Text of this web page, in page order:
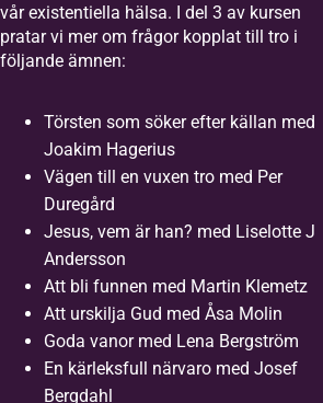
vår existentiella hälsa. I del 3 av kursen
pratar vi mer om frågor kopplat till tro i
följande ämnen:
Törsten som söker efter källan med
Joakim Hagerius
Vägen till en vuxen tro med Per
Duregård
Jesus, vem är han? med Liselotte J
Andersson
Att bli funnen med Martin Klemetz
Att urskilja Gud med Åsa Molin
Goda vanor med Lena Bergström
En kärleksfull närvaro med Josef
Bergdahl